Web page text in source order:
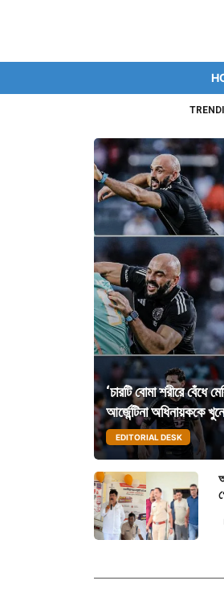
‘চারটি বোমা শরীরে বেঁধে
আর্জেন্টিনা অধিনায়ককে
EDITORIAL DESK